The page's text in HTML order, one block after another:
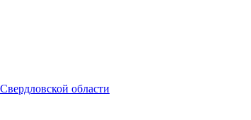
области